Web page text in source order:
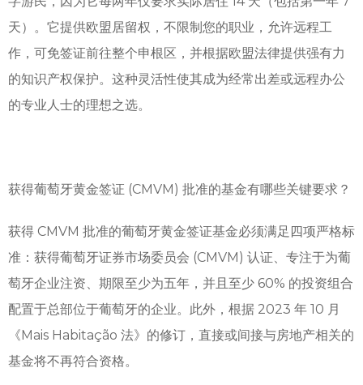
天）。它提供欧盟居留权，不限制您的职业，允许远程工
作，可免签证前往整个申根区，并根据欧盟法律提供强有力
的知识产权保护。这种灵活性使其成为经常出差或远程办公
的专业人士的理想之选。
获得葡萄牙黄金签证 (CMVM) 批准的基金有哪些关键要求？
获得 CMVM 批准的葡萄牙黄金签证基金必须满足四项严格标
准：获得葡萄牙证券市场委员会 (CMVM) 认证、专注于为葡
萄牙企业注资、期限至少为五年，并且至少 60% 的投资组合
配置于总部位于葡萄牙的企业。此外，根据 2023 年 10 月
《Mais Habitação 法》的修订，直接或间接与房地产相关的
基金将不再符合资格。